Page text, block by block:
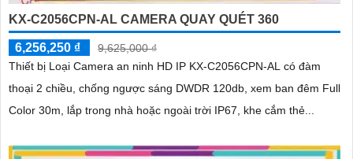
KX-C2056CPN-AL CAMERA QUAY QUÉT 360
6,256,250 ₫
9,625,000 ₫
Thiết bị Loại Camera an ninh HD IP KX-C2056CPN-AL có đàm
thoại 2 chiều, chống ngược sáng DWDR 120db, xem ban đêm Full
Color 30m, lắp trong nhà hoặc ngoài trời IP67, khe cắm thẻ...